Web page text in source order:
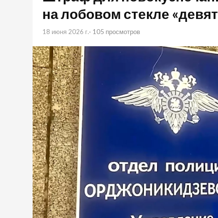
на лобовом стекле
18 июня 2026 г.· 105 просмотров